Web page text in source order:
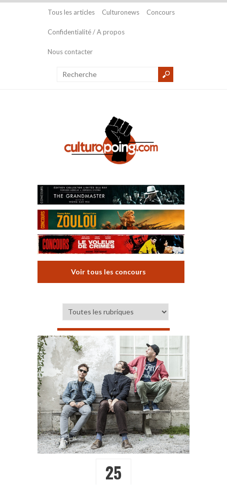
Tous les articles Culturonews Concours
Confidentialité / A propos
Nous contacter
Voir tous les concours
25